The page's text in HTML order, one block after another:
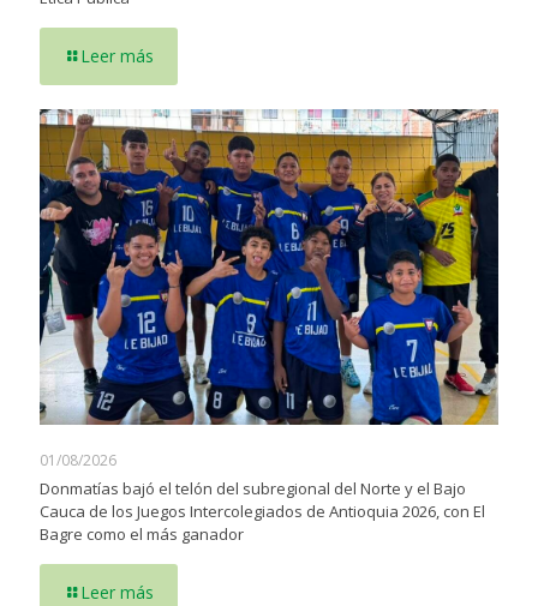
Leer más
01/08/2026
Donmatías bajó el telón del subregional del Norte y el Bajo
Cauca de los Juegos Intercolegiados de Antioquia 2026, con El
Bagre como el más ganador
Leer más